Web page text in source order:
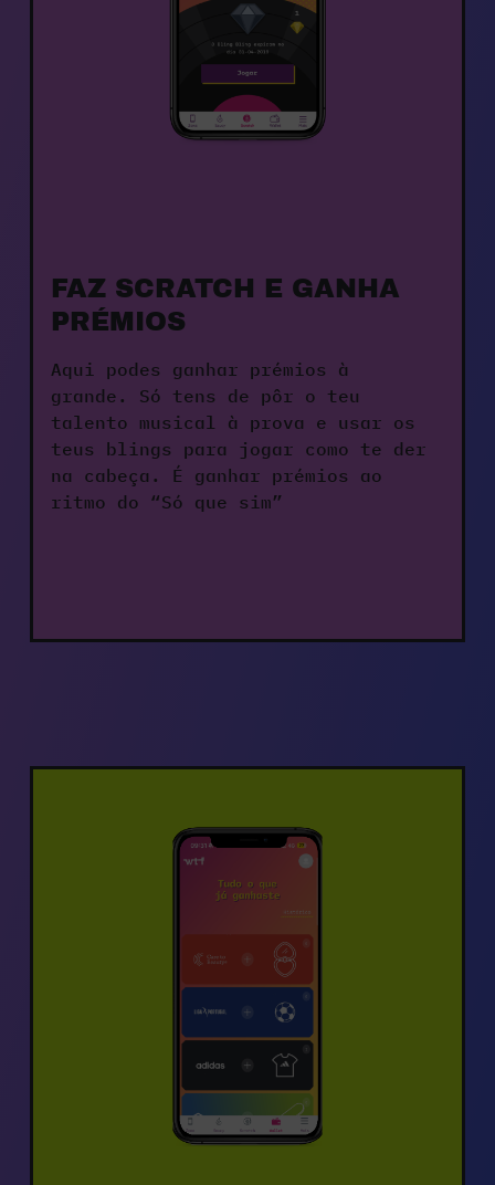
FAZ SCRATCH E GANHA
PRÉMIOS
Aqui podes ganhar prémios à
grande. Só tens de pôr o teu
talento musical à prova e usar os
teus blings para jogar como te der
na cabeça. É ganhar prémios ao
ritmo do “Só que sim”